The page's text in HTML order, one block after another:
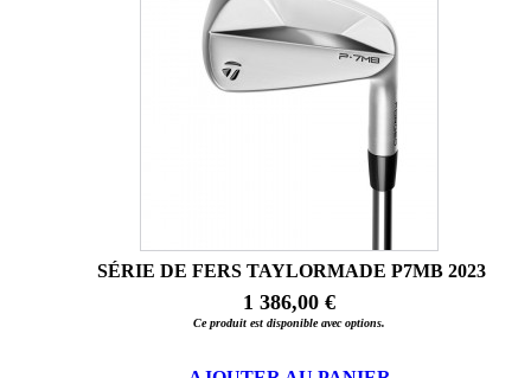
SÉRIE DE FERS TAYLORMADE P7MB 2023
1 386,00 €
Ce produit est disponible avec options.